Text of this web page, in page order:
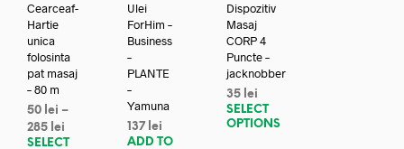
Cearceaf-
Hartie
unica
folosinta
pat masaj
– 80 m
50 lei –
285 lei
SELECT
Ulei
ForHim –
Business
–
PLANTE
–
Yamuna
137 lei
ADD TO
Dispozitiv
Masaj
CORP 4
Puncte –
jacknobber
35 lei
SELECT
OPTIONS